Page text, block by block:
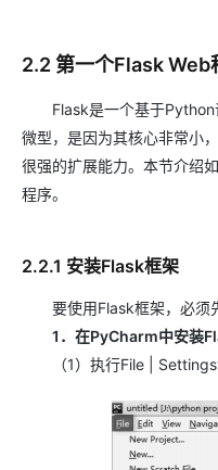
2.2 第一个Flask Web
Flask是一个基于Python
微型，是因为其核心非常小
很强的扩展能力。本节介绍
程序。
2.2.1 安装Flask框架
要使用Flask框架，必须先
1．在PyCharm中安装
（1）执行File | Settings